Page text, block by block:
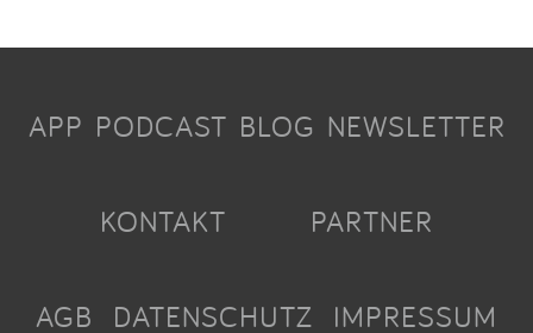
APP PODCAST BLOG NEWSLETTER
KONTAKT PARTNER
AGB DATENSCHUTZ IMPRESSUM